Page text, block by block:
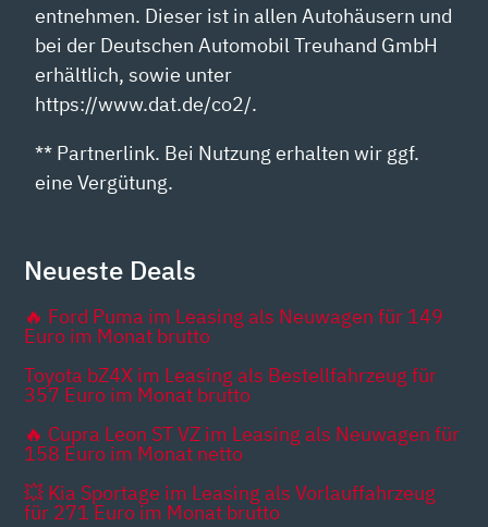
entnehmen. Dieser ist in allen Autohäusern und
bei der Deutschen Automobil Treuhand GmbH
erhältlich, sowie unter
https://www.dat.de/co2/.
** Partnerlink. Bei Nutzung erhalten wir ggf.
eine Vergütung.
Neueste Deals
🔥 Ford Puma im Leasing als Neuwagen für 149
Euro im Monat brutto
Toyota bZ4X im Leasing als Bestellfahrzeug für
357 Euro im Monat brutto
🔥 Cupra Leon ST VZ im Leasing als Neuwagen für
158 Euro im Monat netto
💥 Kia Sportage im Leasing als Vorlauffahrzeug
für 271 Euro im Monat brutto